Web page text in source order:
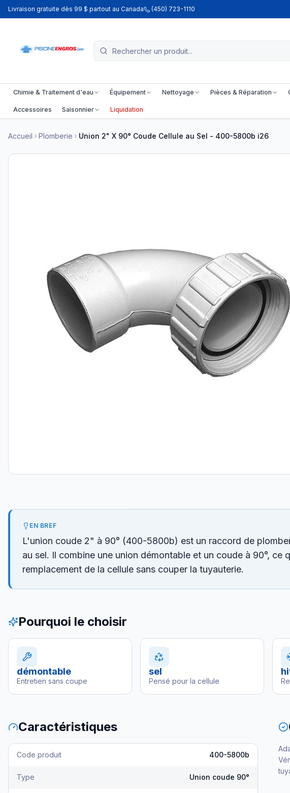
Livraison gratuite dès 99 $ partout au Canada (450) 723-1110
Chimie & Traitement d'eau Équipement Nettoyage Pièces & Réparation
Accessoires Saisonnier Liquidation
Accueil Plomberie Union 2" X 90° Coude Cellule au Sel - 400-5800b i26
EN BREF
L'union coude 2" à 90° (400-5800b) est un raccord de
au sel. Il combine une union démontable et un coude à 90°,
remplacement de la cellule sans couper la tuyauterie.
Pourquoi le choisir
démontable
Entretien sans coupe
sel
Pensé pour la cellule
Caractéristiques
Code produit 400-5800b
Type Union coude 90°